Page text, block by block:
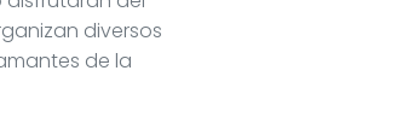
diversos
de la